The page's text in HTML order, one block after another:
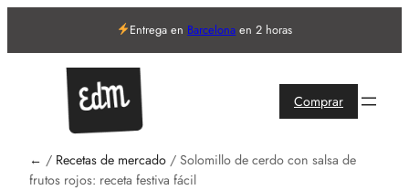
Entrega en Barcelona en 2 horas
Comprar
← / Recetas de mercado / Solomillo de cerdo con salsa de
frutos rojos: receta festiva fácil